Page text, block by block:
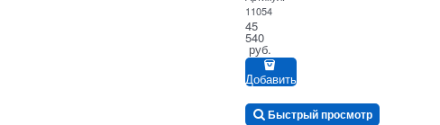
11054
45
540
руб.
Добавить
Быстрый просмотр